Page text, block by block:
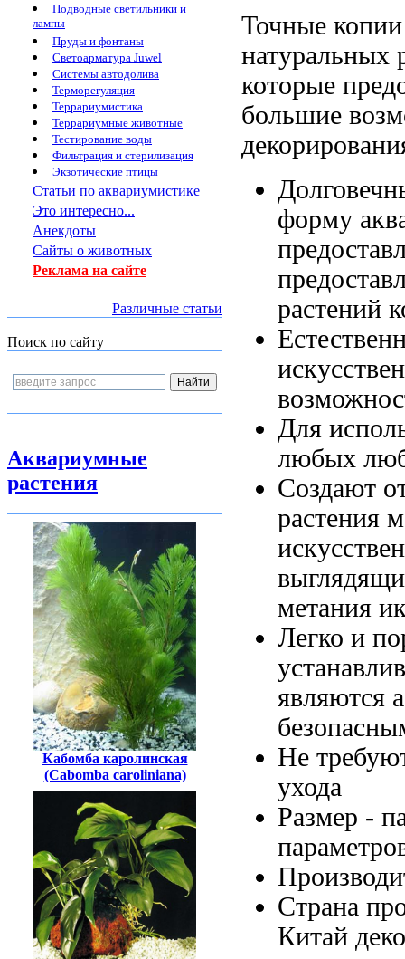
Подводные светильники и
лампы
Пруды и фонтаны
Светоарматура Juwel
Системы автодолива
Терморегуляция
Террариумистика
Террариумные животные
Тестирование воды
Фильтрация и стерилизация
Экзотические птицы
Статьи по аквариумистике
Это интересно...
Анекдоты
Сайты о животных
Реклама на сайте
Различные статьи
Поиск по сайту
Аквариумные
растения
Кабомба каролинская
(Cabomba caroliniana)
Точные
натуральных
которые
большие
форму
растений
Для
любых
Создают
растения
метания
Легко и
являются
Не
ухода
Размер -
Страна
Китай